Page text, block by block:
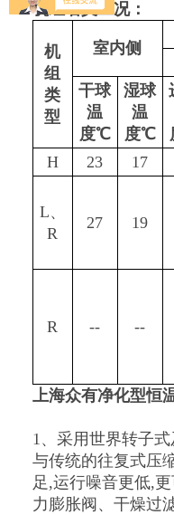
机组名义工况：
机
组
类
型
室内侧
干球
温
度℃
湿球
温
度℃
H
23 17
L、
R
27 19
R -- --
上海众有净化型恒
1、采用世界转子
与传统的往复式压
足,运行噪音更低,
力膨胀阀、干燥过